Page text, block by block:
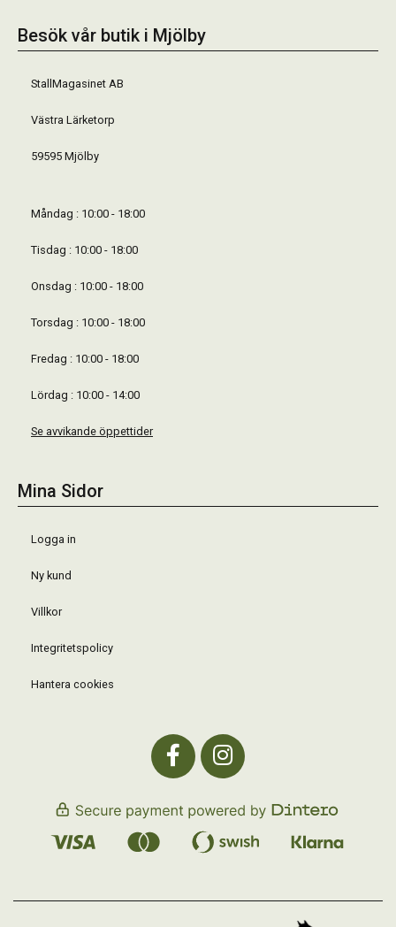
Besök vår butik i Mjölby
StallMagasinet AB
Västra Lärketorp
59595 Mjölby
Måndag : 10:00 - 18:00
Tisdag : 10:00 - 18:00
Onsdag : 10:00 - 18:00
Torsdag : 10:00 - 18:00
Fredag : 10:00 - 18:00
Lördag : 10:00 - 14:00
Se avvikande öppettider
Mina Sidor
Logga in
Ny kund
Villkor
Integritetspolicy
Hantera cookies